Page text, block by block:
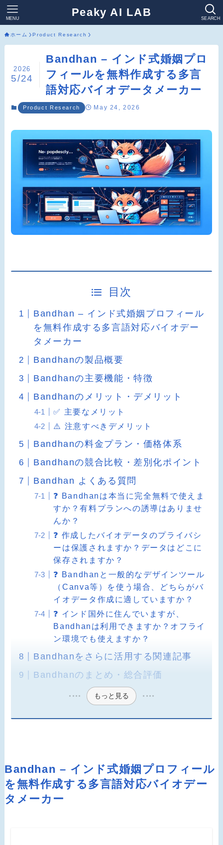
Peaky AI LAB SEARCH
MENU
ホーム Product Research
Bandhan – インド式婚姻プロ
フィールを無料作成する多言
語対応バイオデータメーカー
2026
5/24
Product Research May 24, 2026
目次
Bandhan – インド式婚姻プロフィール
を無料作成する多言語対応バイオデー
タメーカー
Bandhanの製品概要
Bandhanの主要機能・特徴
Bandhanのメリット・デメリット
✅ 主要なメリット
⚠️ 注意すべきデメリット
Bandhanの料金プラン・価格体系
Bandhanの競合比較・差別化ポイント
Bandhan よくある質問
❓ Bandhanは本当に完全無料で使えま
すか？有料プランへの誘導はありませ
んか？
❓ 作成したバイオデータのプライバシ
ーは保護されますか？データはどこに
保存されますか？
❓ Bandhanと一般的なデザインツール
（Canva等）を使う場合、どちらがバ
イオデータ作成に適していますか？
❓ インド国外に住んでいますが、
Bandhanは利用できますか？オフライ
ン環境でも使えますか？
Bandhanをさらに活用する関連記事
Bandhanのまとめ・総合評価
もっと見る
Bandhan – インド式婚姻プロフィール
を無料作成する多言語対応バイオデー
タメーカー